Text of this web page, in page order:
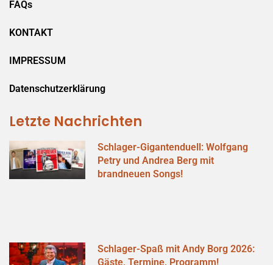
FAQs
KONTAKT
IMPRESSUM
Datenschutzerklärung
Letzte Nachrichten
Schlager-Gigantenduell: Wolfgang
Petry und Andrea Berg mit
brandneuen Songs!
Schlager-Spaß mit Andy Borg 2026:
Gäste, Termine, Programm!